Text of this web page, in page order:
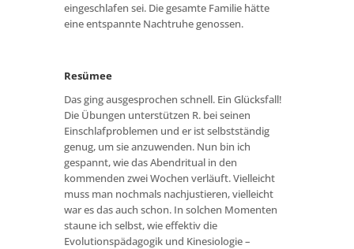
eingeschlafen sei. Die gesamte Familie hätte
eine entspannte Nachtruhe genossen.
Resümee
Das ging ausgesprochen schnell. Ein Glücksfall!
Die Übungen unterstützen R. bei seinen
Einschlafproblemen und er ist selbstständig
genug, um sie anzuwenden. Nun bin ich
gespannt, wie das Abendritual in den
kommenden zwei Wochen verläuft. Vielleicht
muss man nochmals nachjustieren, vielleicht
war es das auch schon. In solchen Momenten
staune ich selbst, wie effektiv die
Evolutionspädagogik und Kinesiologie –